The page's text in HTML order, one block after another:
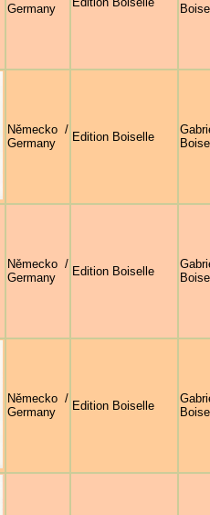
Germany
Německo /
Germany
Edition Boiselle
Německo /
Germany
Edition Boiselle
Německo /
Germany
Edition Boiselle